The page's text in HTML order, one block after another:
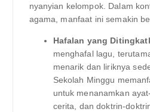
nyanyian kelompok. Dalam
agama, manfaat ini semakin
Hafalan yang
menghafal lagu,
menarik dan liriknya
Sekolah Minggu
untuk menanamkan
cerita, dan doktrin-